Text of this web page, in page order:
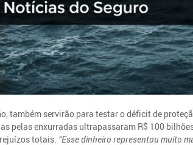
também servirão para testar o déficit de
pelas enxurradas ultrapassaram R$ 100
totais. “Esse dinheiro representou muito